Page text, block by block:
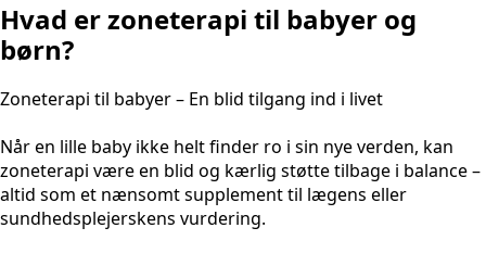
Hvad er zoneterapi til babyer og
børn?
Zoneterapi til babyer – En blid tilgang ind i livet
Når en lille baby ikke helt finder ro i sin nye verden, kan
zoneterapi være en blid og kærlig støtte tilbage i balance –
altid som et nænsomt supplement til lægens eller
sundhedsplejerskens vurdering.